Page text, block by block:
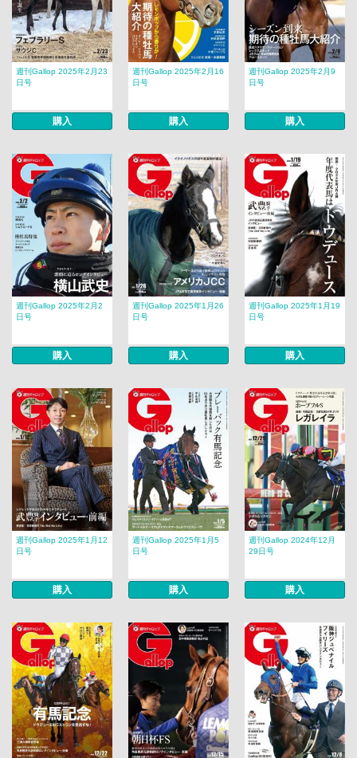
週刊Gallop 2025年2月23
日号
購入
週刊Gallop 2025年2月16
日号
購入
週刊Gallop 2025年2月9
日号
購入
週刊Gallop 2025年2月2
日号
購入
週刊Gallop 2025年1月26
日号
購入
週刊Gallop 2025年1月19
日号
購入
週刊Gallop 2025年1月12
日号
購入
週刊Gallop 2025年1月5
日号
購入
週刊Gallop 2024年12月
29日号
購入